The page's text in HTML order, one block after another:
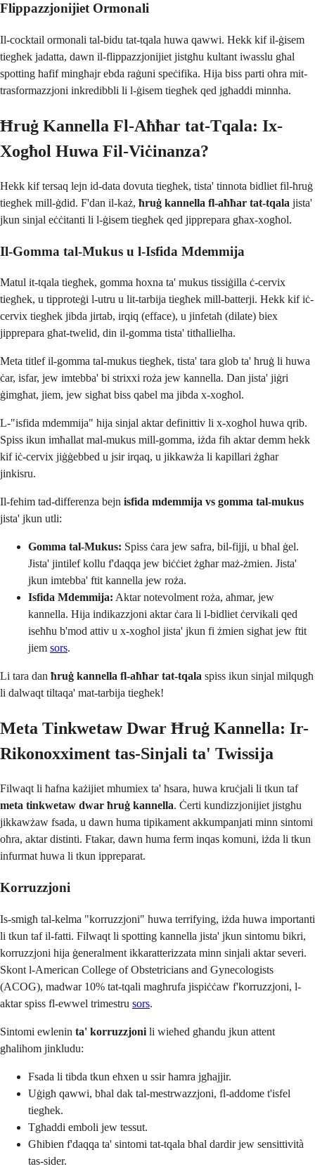
Flippazzjonijiet Ormonali
Il-cocktail ormonali tal-bidu tat-tqala huwa qawwi. Hekk kif il-ġisem
tiegħek jadatta, dawn il-flippazzjonijiet jistgħu kultant iwasslu għal
spotting ħafif mingħajr ebda raġuni speċifika. Hija biss parti oħra mit-
trasformazzjoni inkredibbli li l-ġisem tiegħek qed jgħaddi minnha.
Ħruġ Kannella Fl-Aħħar tat-Tqala: Ix-
Xogħol Huwa Fil-Viċinanza?
Hekk kif tersaq lejn id-data dovuta tiegħek, tista' tinnota bidliet fil-ħruġ
tiegħek mill-ġdid. F'dan il-każ, ħruġ kannella fl-aħħar tat-tqala jista'
jkun sinjal eċċitanti li l-ġisem tiegħek qed jipprepara għax-xogħol.
Il-Gomma tal-Mukus u l-Isfida Mdemmija
Matul it-tqala tiegħek, gomma ħoxna ta' mukus tissiġilla ċ-cervix
tiegħek, u tipproteġi l-utru u lit-tarbija tiegħek mill-batterji. Hekk kif iċ-
cervix tiegħek jibda jirtab, irqiq (efface), u jinfetaħ (dilate) biex
jipprepara għat-twelid, din il-gomma tista' titħallielha.
Meta titlef il-gomma tal-mukus tiegħek, tista' tara glob ta' ħruġ li huwa
ċar, isfar, jew imtebba' bi strixxi roża jew kannella. Dan jista' jiġri
ġimgħat, jiem, jew sigħat biss qabel ma jibda x-xogħol.
L-"isfida mdemmija" hija sinjal aktar definittiv li x-xogħol huwa qrib.
Spiss ikun imħallat mal-mukus mill-gomma, iżda fih aktar demm hekk
kif iċ-cervix jiġġebbed u jsir irqaq, u jikkawża li kapillari żgħar
jinkisru.
Il-fehim tad-differenza bejn isfida mdemmija vs gomma tal-mukus
jista' jkun utli:
Gomma tal-Mukus: Spiss ċara jew safra, bil-fijji, u bħal ġel.
Jista' jintilef kollu f'daqqa jew biċċiet żgħar maż-żmien. Jista'
jkun imtebba' ftit kannella jew roża.
Isfida Mdemmija: Aktar notevolment roża, aħmar, jew
kannella. Hija indikazzjoni aktar ċara li l-bidliet ċervikali qed
iseħħu b'mod attiv u x-xogħol jista' jkun fi żmien sigħat jew ftit
jiem sors.
Li tara dan ħruġ kannella fl-aħħar tat-tqala spiss ikun sinjal milqugħ
li dalwaqt tiltaqa' mat-tarbija tiegħek!
Meta Tinkwetaw Dwar Ħruġ Kannella: Ir-
Rikonoxximent tas-Sinjali ta' Twissija
Filwaqt li ħafna każijiet mhumiex ta' ħsara, huwa kruċjali li tkun taf
meta tinkwetaw dwar ħruġ kannella. Ċerti kundizzjonijiet jistgħu
jikkawżaw fsada, u dawn huma tipikament akkumpanjati minn sintomi
oħra, aktar distinti. Ftakar, dawn huma ferm inqas komuni, iżda li tkun
infurmat huwa li tkun ippreparat.
Korruzzjoni
Is-smigħ tal-kelma "korruzzjoni" huwa terrifying, iżda huwa importanti
li tkun taf il-fatti. Filwaqt li spotting kannella jista' jkun sintomu bikri,
korruzzjoni hija ġeneralment ikkaratterizzata minn sinjali aktar severi.
Skont l-American College of Obstetricians and Gynecologists
(ACOG), madwar 10% tat-tqali magħrufa jispiċċaw f'korruzzjoni, l-
aktar spiss fl-ewwel trimestru sors.
Sintomi ewlenin ta' korruzzjoni li wieħed għandu jkun attent
għalihom jinkludu:
Fsada li tibda tkun eħxen u ssir ħamra jgħajjir.
Uġigħ qawwi, bħal dak tal-mestrwazzjoni, fl-addome t'isfel
tiegħek.
Tgħaddi emboli jew tessut.
Għibien f'daqqa ta' sintomi tat-tqala bħal dardir jew sensittività
tas-sider.